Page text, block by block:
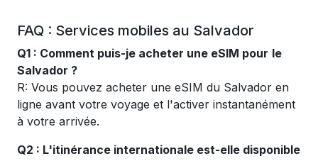
FAQ : Services mobiles au Salvador
Q1 : Comment puis-je acheter une eSIM pour le
Salvador ?
R: Vous pouvez acheter une eSIM du Salvador en
ligne avant votre voyage et l'activer instantanément
à votre arrivée.
Q2 : L'itinérance internationale est-elle disponible